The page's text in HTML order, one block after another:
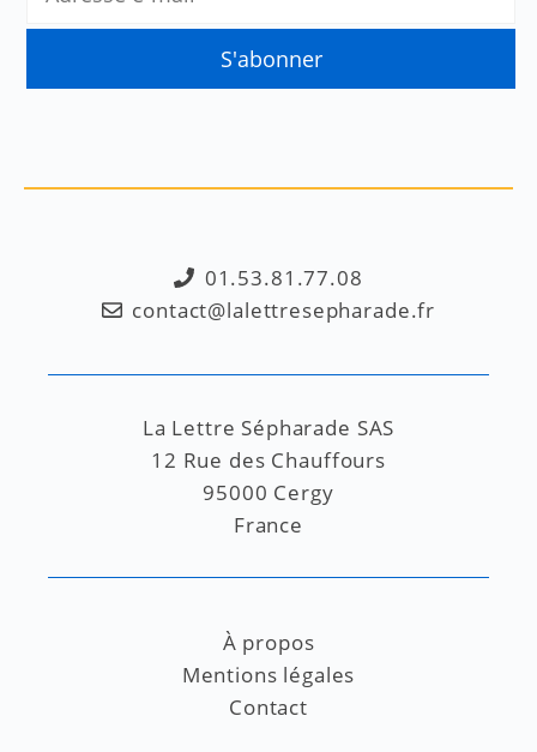
01.53.81.77.08
contact@lalettresepharade.fr
La Lettre Sépharade SAS
12 Rue des Chauffours
95000 Cergy
France
À propos
Mentions légales
Contact